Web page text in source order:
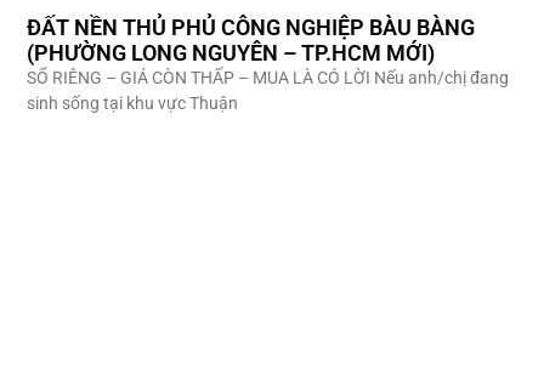
ĐẤT NỀN THỦ PHỦ CÔNG NGHIỆP BÀU BÀNG
(PHƯỜNG LONG NGUYÊN – TP.HCM MỚI)
SỔ RIÊNG – GIÁ CÒN THẤP – MUA LÀ CÓ LỜI Nếu anh/chị đang
sinh sống tại khu vực Thuận